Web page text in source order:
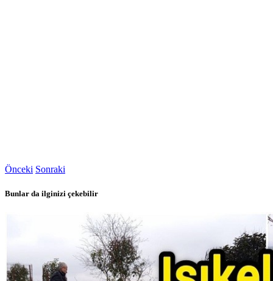
Önceki Sonraki
Bunlar da ilginizi çekebilir